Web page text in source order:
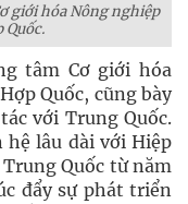
giới hóa Nông nghiệp
Quốc.
tâm Cơ giới hóa
Quốc, cũng bày
với Trung Quốc.
lâu dài với Hiệp
Quốc từ năm
đẩy sự phát triển